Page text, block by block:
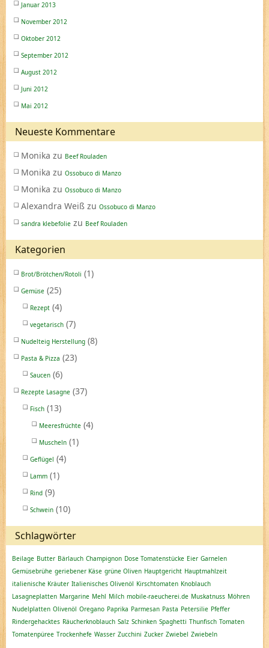
Januar 2013
November 2012
Oktober 2012
September 2012
August 2012
Juni 2012
Mai 2012
Neueste Kommentare
Monika zu Beef Rouladen
Monika zu Ossobuco di Manzo
Monika zu Ossobuco di Manzo
Alexandra Weiß zu Ossobuco di Manzo
sandra klebefolie zu Beef Rouladen
Kategorien
Brot/Brötchen/Rotoli (1)
Gemüse (25)
Rezept (4)
vegetarisch (7)
Nudelteig Herstellung (8)
Pasta & Pizza (23)
Saucen (6)
Rezepte Lasagne (37)
Fisch (13)
Meeresfrüchte (4)
Muscheln (1)
Geflügel (4)
Lamm (1)
Rind (9)
Schwein (10)
Schlagwörter
Beilage Butter Bärlauch Champignon Dose Tomatenstücke Eier Garnelen
Gemüsebrühe geriebener Käse grüne Oliven Hauptgericht Hauptmahlzeit
italienische Kräuter Italienisches Olivenöl Kirschtomaten Knoblauch
Lasagneplatten Margarine Mehl Milch mobile-raeucherei.de Muskatnuss Möhren
Nudelplatten Olivenöl Oregano Paprika Parmesan Pasta Petersilie Pfeffer
Rindergehacktes Räucherknoblauch Salz Schinken Spaghetti Thunfisch Tomaten
Tomatenpüree Trockenhefe Wasser Zucchini Zucker Zwiebel Zwiebeln